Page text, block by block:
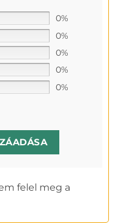
0%
0%
0%
0%
0%
felel meg a